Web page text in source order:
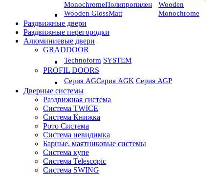
MonochromeПолипропилен
Wooden GlossMatt
Wooden
Monochrome
Раздвижные двери
Раздвижные перегородки
Алюминиевые двери
GRADDOOR
Technoform SYSTEM
PROFIL DOORS
Серия AGСерия AGK Серия AGP
Дверные системы
Раздвижная система
Система TWICE
Система Книжка
Рото Система
Система невидимка
Барные, маятниковые системы
Система купе
Система Telescopic
Система SWING